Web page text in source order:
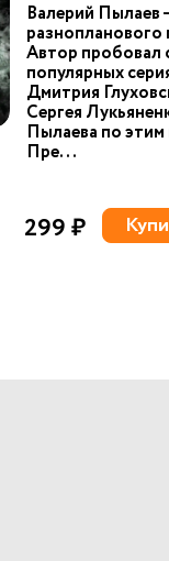
Валерий Пылаев
разнопланового
Автор пробовал
популярных
Дмитрия
Сергея
Пылаева по
Пре...
299 ₽